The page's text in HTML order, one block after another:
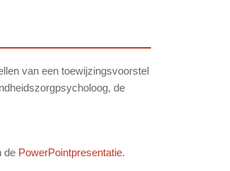
van een toewijzingsvoorstel
de
de PowerPointpresentatie.